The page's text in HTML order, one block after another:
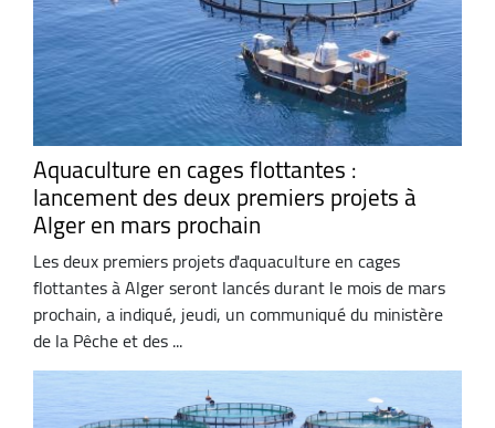
Aquaculture en cages flottantes :
lancement des deux premiers projets à
Alger en mars prochain
Les deux premiers projets d'aquaculture en cages
flottantes à Alger seront lancés durant le mois de mars
prochain, a indiqué, jeudi, un communiqué du ministère
de la Pêche et des ...